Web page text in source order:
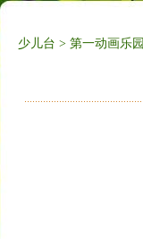
少儿台 > 第一动画乐园